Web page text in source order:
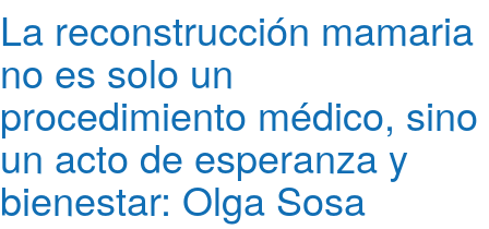
La reconstrucción mamaria
no es solo un
procedimiento médico, sino
un acto de esperanza y
bienestar: Olga Sosa